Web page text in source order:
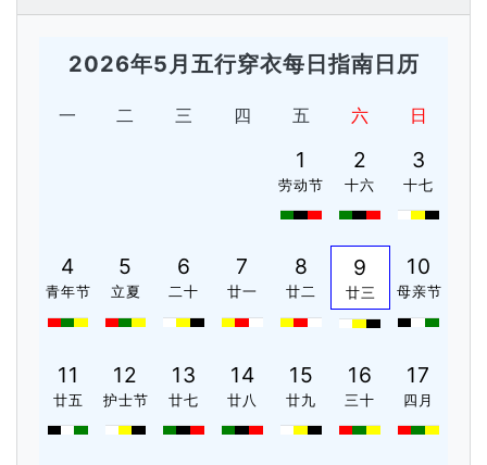
2026年5月五行穿衣每日指南日历
一 二 三 四 五 六 日
1
劳动节
2
十六
3
十七
4
青年节
5
立夏
6
二十
7
廿一
8
廿二
9
廿三
10
母亲节
11
廿五
12
护士节
13
廿七
14
廿八
15
廿九
16
三十
17
四月